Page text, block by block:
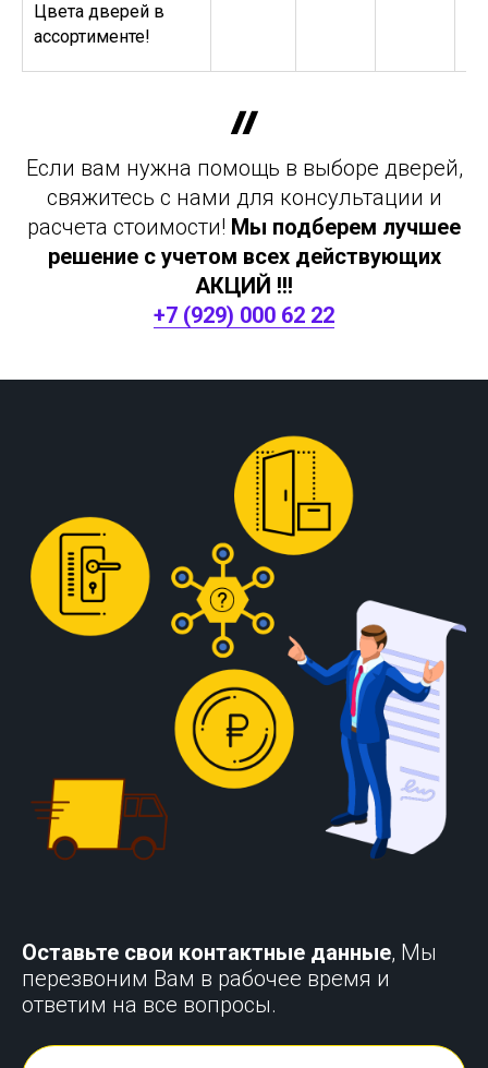
Цвета дверей в
ассортименте!
Если вам нужна помощь в выборе дверей,
свяжитесь с нами для консультации и
расчета стоимости! Мы подберем лучшее
решение с учетом всех действующих
АКЦИЙ !!!
+7 (929) 000 62 22
Оставьте свои контактные данные, Мы
перезвоним Вам в рабочее время и
ответим на все вопросы.